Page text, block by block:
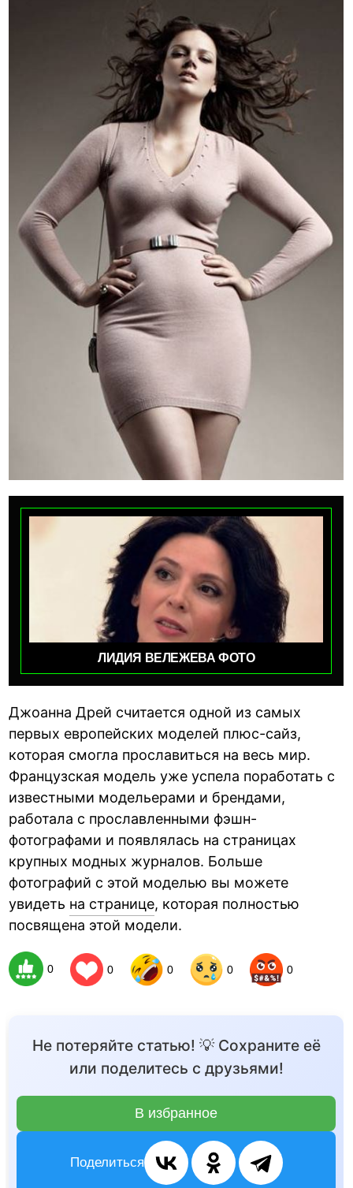
ЛИДИЯ ВЕЛЕЖЕВА ФОТО
Джоанна Дрей считается одной из самых
первых европейских моделей плюс-сайз,
которая смогла прославиться на весь мир.
Французская модель уже успела поработать с
известными модельерами и брендами,
работала с прославленными фэшн-
фотографами и появлялась на страницах
крупных модных журналов. Больше
фотографий с этой моделью вы можете
увидеть на странице, которая полностью
посвящена этой модели.
0 0 0 0 0
Не потеряйте статью! 💡 Сохраните её
или поделитесь с друзьями!
В избранное
Поделиться